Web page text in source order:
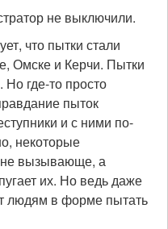
не выключили.
что пытки стали
Омске и Керчи. Пытки
где-то просто
пыток
и с ними по-
некоторые
вызывающе, а
их. Но ведь даже
людям в форме пытать